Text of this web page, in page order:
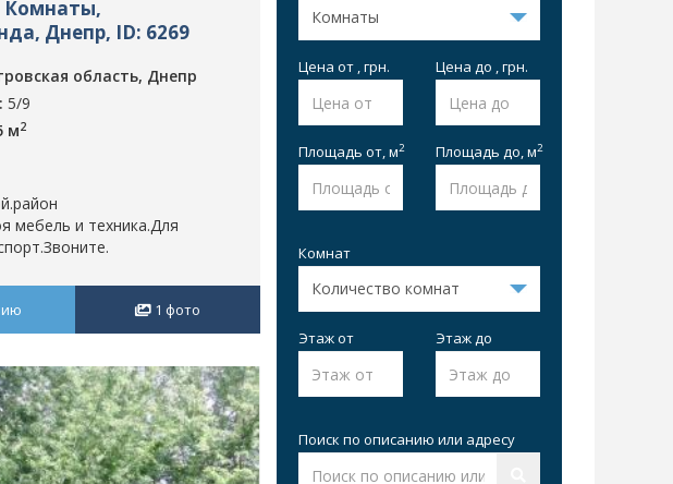
Комнаты,
Днепр, ID: 6269
область, Днепр
5/9
м2
мебель и техника.Для
1 фото
Цена от , грн. Цена до , грн.
Площадь от,м2 Площадь до,м2
Комнат
Этаж от Этаж до
Поиск по описанию или адресу